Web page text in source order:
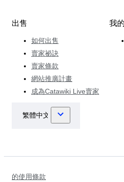
出售
如何出售
賣家祕訣
賣家條款
網站推廣計畫
成為Catawiki Live賣家
我
的使用條款